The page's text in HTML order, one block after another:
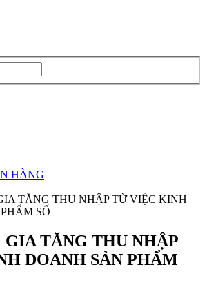
HÀNG
TĂNG THU NHẬP TỪ VIỆC KINH
SỐ
TĂNG THU NHẬP
DOANH SẢN PHẨM